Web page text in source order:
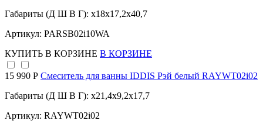
Габариты (Д Ш В Г): x18x17,2x40,7
Артикул: PARSB02i10WA
КУПИТЬ В КОРЗИНЕ В КОРЗИНЕ
15 990 Р Смеситель для ванны IDDIS Рэй белый RAYWT02i02
Габариты (Д Ш В Г): x21,4x9,2x17,7
Артикул: RAYWT02i02